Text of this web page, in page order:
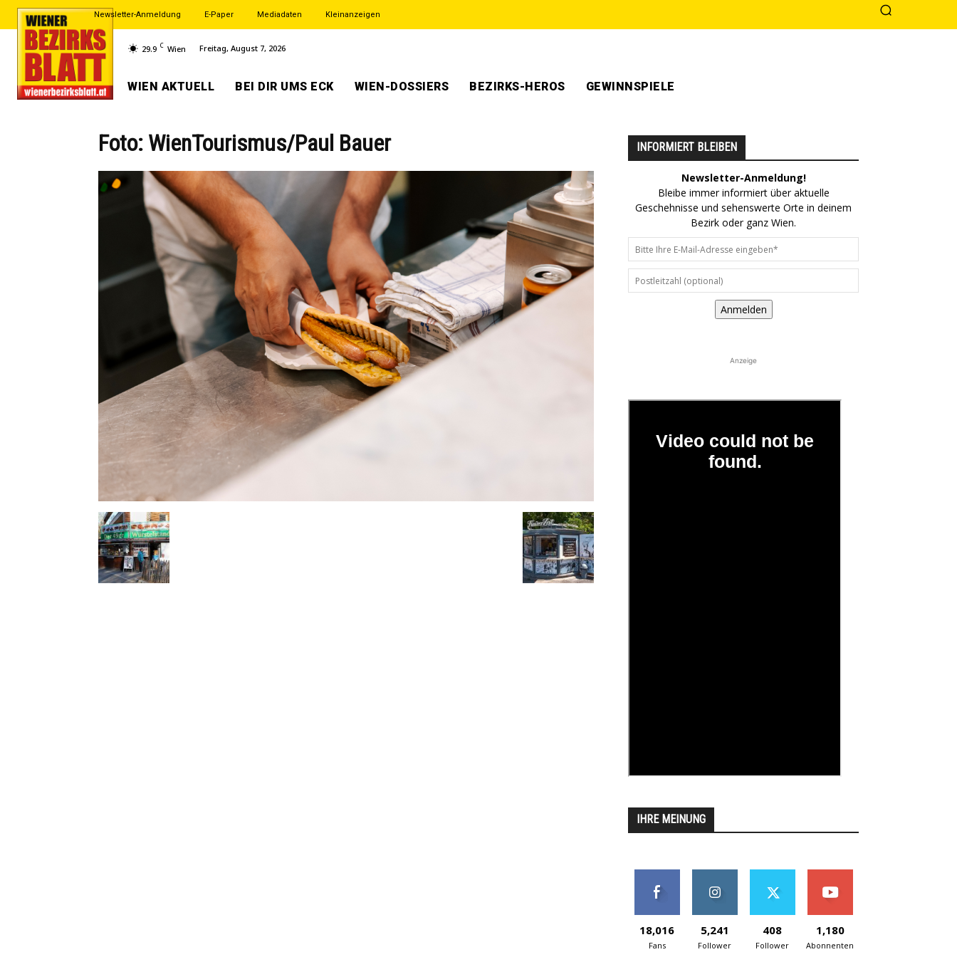
Newsletter-Anmeldung E-Paper Mediadaten Kleinanzeigen
29.9 C Wien Freitag, August 7, 2026
WIEN AKTUELL BEI DIR UMS ECK WIEN-DOSSIERS BEZIRKS-HEROS GEWINNSPIELE
Foto: WienTourismus/Paul Bauer INFORMIERT BLEIBEN
Newsletter-Anmeldung!
Bleibe immer informiert über aktuelle
Geschehnisse und sehenswerte Orte in deinem
Bezirk oder ganz Wien.
Anmelden
Anzeige
IHRE MEINUNG
18,016
Fans
5,241
Follower
408
Follower
1,180
Abonnenten